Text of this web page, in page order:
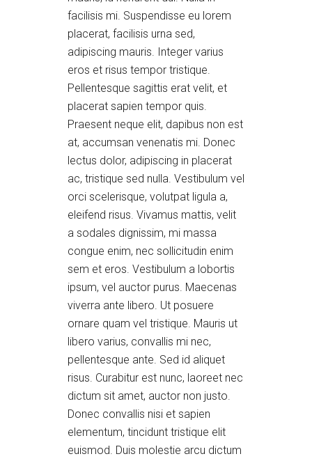
facilisis mi. Suspendisse eu lorem
placerat, facilisis urna sed,
adipiscing mauris. Integer varius
eros et risus tempor tristique.
Pellentesque sagittis erat velit, et
placerat sapien tempor quis.
Praesent neque elit, dapibus non est
at, accumsan venenatis mi. Donec
lectus dolor, adipiscing in placerat
ac, tristique sed nulla. Vestibulum vel
orci scelerisque, volutpat ligula a,
eleifend risus. Vivamus mattis, velit
a sodales dignissim, mi massa
congue enim, nec sollicitudin enim
sem et eros. Vestibulum a lobortis
ipsum, vel auctor purus. Maecenas
viverra ante libero. Ut posuere
ornare quam vel tristique. Mauris ut
libero varius, convallis mi nec,
pellentesque ante. Sed id aliquet
risus. Curabitur est nunc, laoreet nec
dictum sit amet, auctor non justo.
Donec convallis nisi et sapien
elementum, tincidunt tristique elit
euismod. Duis molestie arcu dictum